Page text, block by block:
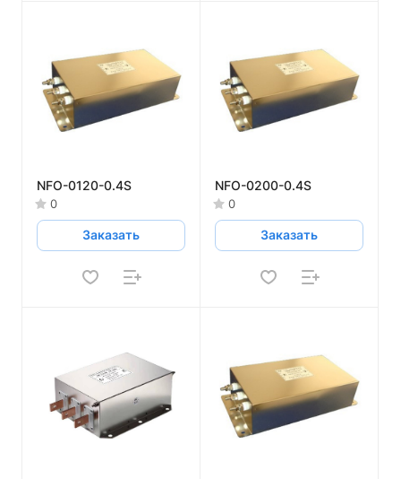
NFO-0120-0.4S
0
Заказать
NFO-0200-0.4S
0
Заказать